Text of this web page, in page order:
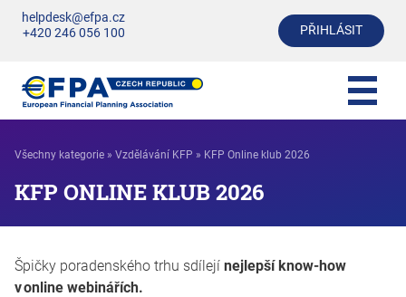
helpdesk@efpa.cz
+420 246 056 100
PŘIHLÁSIT
Všechny kategorie » Vzdělávání KFP » KFP Online klub 2026
KFP ONLINE KLUB 2026
Špičky poradenského trhu sdílejí nejlepší know-how
v online webinářích.